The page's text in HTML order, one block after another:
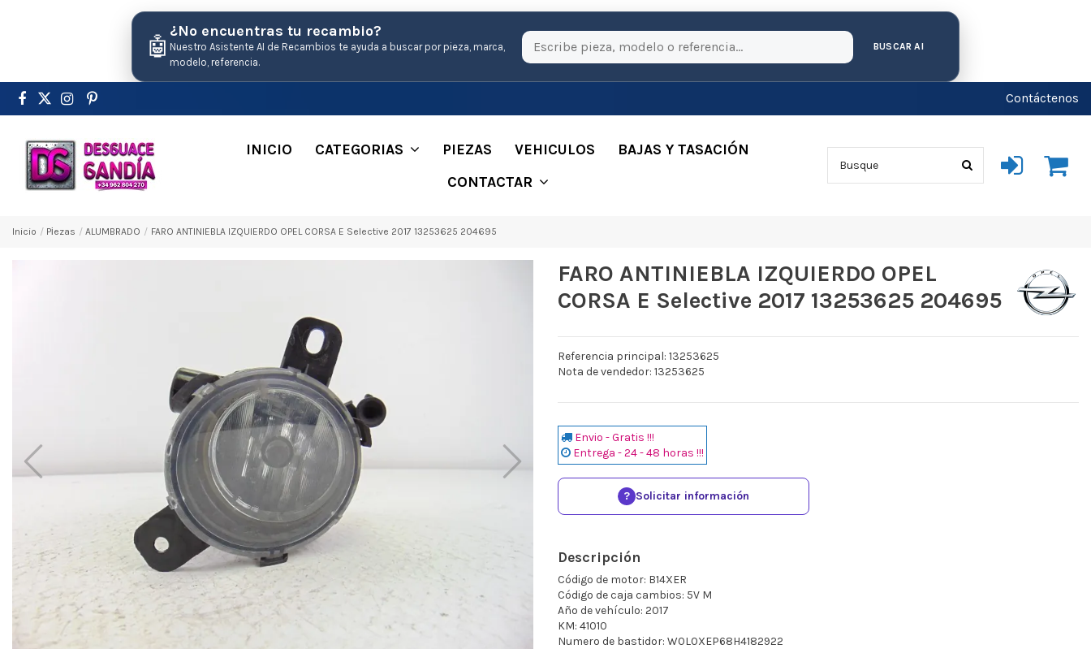
🤖
¿No encuentras tu recambio?
Nuestro Asistente AI de Recambios te ayuda a buscar por pieza, marca,
modelo, referencia.
BUSCAR AI
Contáctenos
INICIO CATEGORIAS PIEZAS VEHICULOS
BAJAS Y TASACIÓN
CONTACTAR
Inicio Pіezas ALUMBRADO FARO ANTINIEBLA IZQUIERDO OPEL CORSA E Selective 2017 13253625 204695
FARO ANTINIEBLA IZQUIERDO OPEL
CORSA E Selective 2017 13253625 204695
Referencia principal: 13253625
Nota de vendedor: 13253625
Envio - Gratis !!!
Entrega - 24 - 48 horas !!!
? Solicitar información
Descripción
Código de motor: B14XER
Código de caja cambios: 5V M
Año de vehículo: 2017
KM: 41010
Numero de bastidor: W0L0XEP68H4182922